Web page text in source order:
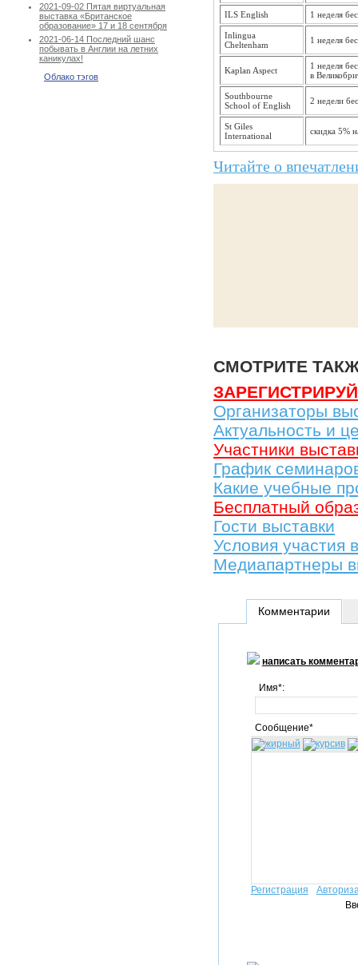
2021-09-02 Пятая виртуальная
выставка «Британское
образование» 17 и 18 сентября
2021-06-14 Последний шанс
побывать в Англии на летних
каникулах!
Облако тэгов
ILS English 1 неделя
Inlingua
Cheltenham
1 неделя
Kaplan Aspect
1 неделя
в
Southbourne
School of English
2 недели
St Giles
International
скидка 5%
Читайте о
СМОТРИТЕ
Организаторы
Актуальность и
Участники
График
Какие учебные
Бесплатный
Гости выставки
Условия участия
Медиапартнеры
Комментарии
написать
Имя*:
Сообщение*
Регистрация